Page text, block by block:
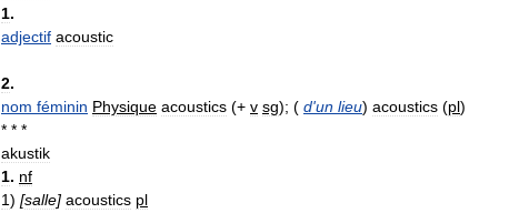
1.
adjectif acoustic
2.
nom féminin Physique acoustics (+ v sg); ( d'un lieu) acoustics (pl)
* * *
akustik
1. nf
1) [salle] acoustics pl